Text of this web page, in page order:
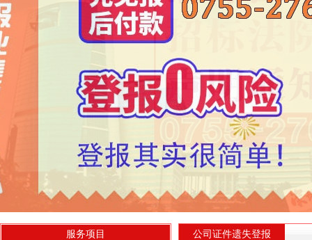
服务项目 公司证件遗失登报